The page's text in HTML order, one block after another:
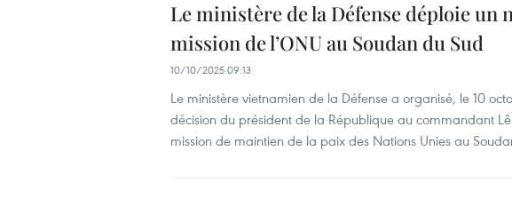
Le ministère de la Défense déploie un
mission de l’ONU au Soudan du Sud
10/10/2025 09:13
Le ministère vietnamien de la Défense a organisé, le 10
décision du président de la République au commandant
mission de maintien de la paix des Nations Unies au